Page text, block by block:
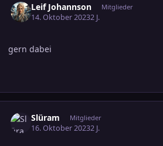
Leif Johannson Mitglieder
14. Oktober 20232 J.
gern dabei
Slüram Mitglieder
16. Oktober 20232 J.